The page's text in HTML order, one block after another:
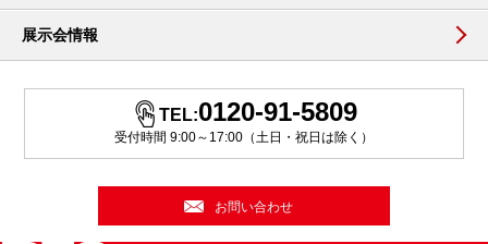
展示会情報
TEL:0120-91-5809
受付時間 9:00～17:00（土日・祝日は除く）
お問い合わせ